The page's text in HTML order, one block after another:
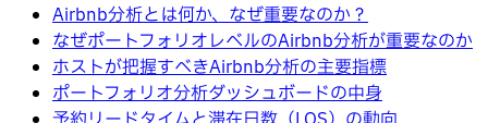
Airbnb分析とは何か、なぜ重要なのか？
なぜポートフォリオレベルのAirbnb分析が重要なのか
ホストが把握すべきAirbnb分析の主要指標
ポートフォリオ分析ダッシュボードの中身